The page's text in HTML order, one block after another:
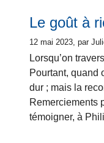
Le goût à
12 mai 2023 , par
Lorsqu’on
Pourtant, quand
dur ; mais la
Remerciements
témoigner, à